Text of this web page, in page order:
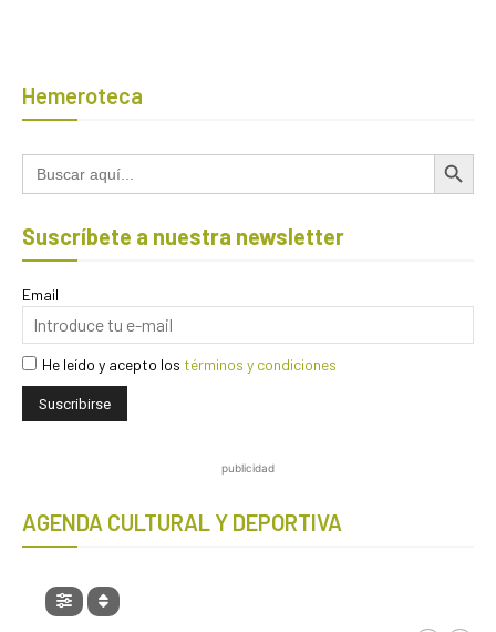
Hemeroteca
Buscar: Botón de
Suscríbete a nuestra newsletter
Email
He leído y acepto los términos y condiciones
publicidad
AGENDA CULTURAL Y DEPORTIVA